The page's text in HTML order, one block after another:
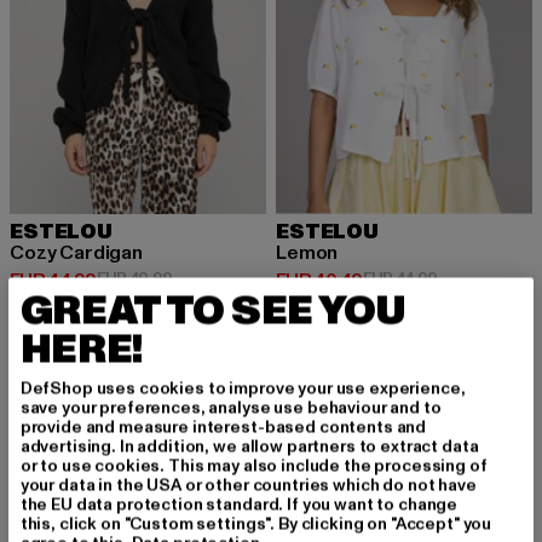
ESTELOU
Cozy Cardigan
EUR 44,99
Huidige prijs: EUR 44,99
EUR 49,99Actieprijs: EUR 49,99
ESTELOU
Lemon
EUR 40,49
Huidige prijs: EUR 40,49
EUR 44,99Actieprijs:
-10%
GREAT TO SEE YOU
HERE!
DefShop uses cookies to improve your use experience,
save your preferences, analyse use behaviour and to
provide and measure interest-based contents and
advertising. In addition, we allow partners to extract data
or to use cookies. This may also include the processing of
your data in the USA or other countries which do not have
the EU data protection standard. If you want to change
this, click on "Custom settings". By clicking on "Accept" you